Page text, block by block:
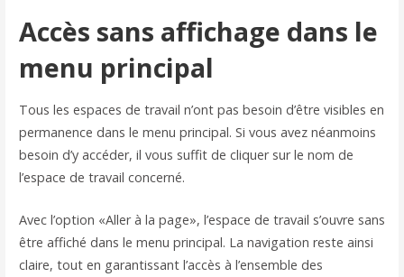
Accès sans affichage dans le
menu principal
Tous les espaces de travail n’ont pas besoin d’être visibles en
permanence dans le menu principal. Si vous avez néanmoins
besoin d’y accéder, il vous suffit de cliquer sur le nom de
l’espace de travail concerné.
Avec l’option «Aller à la page», l’espace de travail s’ouvre sans
être affiché dans le menu principal. La navigation reste ainsi
claire, tout en garantissant l’accès à l’ensemble des